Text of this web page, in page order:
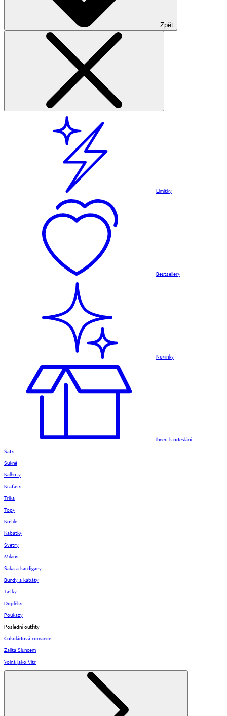
Zpět
Limitky
Bestsellery
Novinky
Ihned k odeslání
Šaty
Sukně
Kalhoty
Kraťasy
Trika
Topy
Košile
Kabátky
Svetry
Mikiny
Saka a kardigany
Bundy a kabáty
Tašky
Doplňky
Poukazy
Poslední outfity
Čokoládová romance
Zalitá Sluncem
Volná jako Vítr